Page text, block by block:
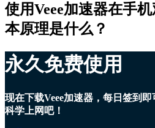
使用Veee加速器在手
本原理是什么？
永久免费使用
现在下载Veee加速器，每日签到
科学上网吧！